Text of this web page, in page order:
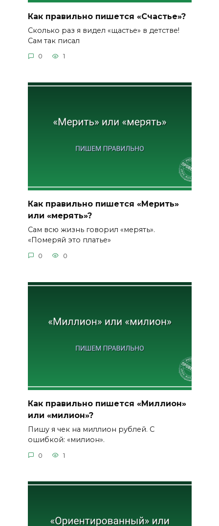
Как правильно пишется «Счастье»?
Сколько раз я видел «щастье» в детстве!
Сам так писал
0 1
Как правильно пишется «Мерить»
или «мерять»?
Сам всю жизнь говорил «мерять».
«Померяй это платье»
0 0
Как правильно пишется «Миллион»
или «милион»?
Пишу я чек на миллион рублей. С
ошибкой: «милион».
0 1